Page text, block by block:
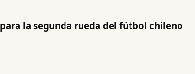
la segunda rueda del fútbol chileno